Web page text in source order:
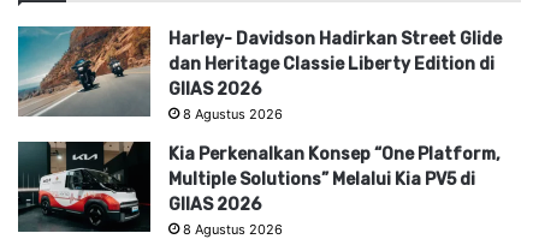
Harley- Davidson Hadirkan Street Glide
dan Heritage Classie Liberty Edition di
GIIAS 2026
8 Agustus 2026
Kia Perkenalkan Konsep “One Platform,
Multiple Solutions” Melalui Kia PV5 di
GIIAS 2026
8 Agustus 2026